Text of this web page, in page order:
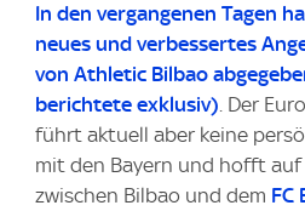
In den vergangenen Tagen
neues und verbessertes
von Athletic Bilbao
berichtete exklusiv). Der
führt aktuell aber keine
mit den Bayern und hofft auf
zwischen Bilbao und dem FC